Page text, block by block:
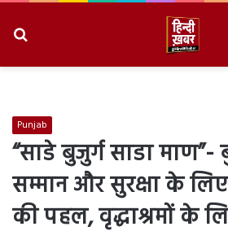
Punjab
“साडे बुजुर्ग साडा माण”-
सम्मान और सुरक्षा के
की पहल, वृद्धाश्रमों के